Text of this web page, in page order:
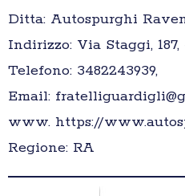
Ditta: Autospurghi
Indirizzo: Via Staggi,
Telefono: 3482243939,
Email:
www. https://
Regione: RA